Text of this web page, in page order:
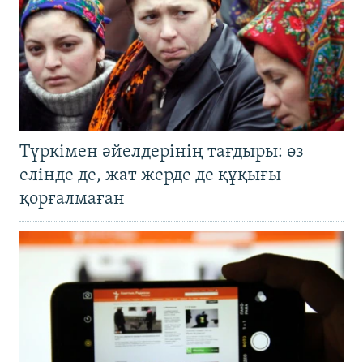
Түркімен әйелдерінің тағдыры: өз
елінде де, жат жерде де құқығы
қорғалмаған